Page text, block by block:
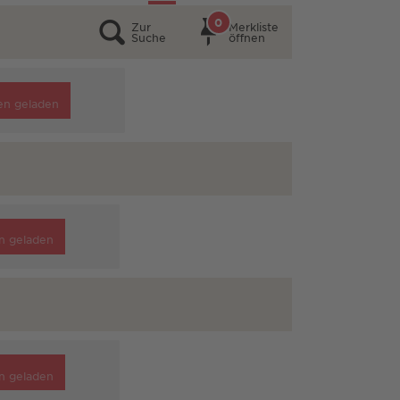
Zur
Suche
Merkliste
öffnen
0
geladen
geladen
geladen